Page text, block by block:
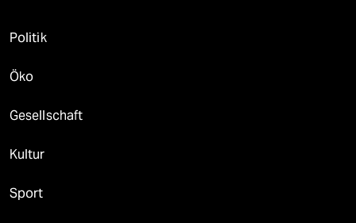
Politik
Öko
Gesellschaft
Kultur
Sport